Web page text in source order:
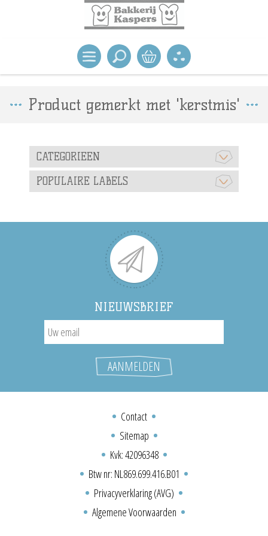
Product gemerkt met 'kerstmis'
CATEGORIEEN
POPULAIRE LABELS
NIEUWSBRIEF
Contact
Sitemap
Kvk: 42096348
Btw nr: NL869.699.416.B01
Privacyverklaring (AVG)
Algemene Voorwaarden